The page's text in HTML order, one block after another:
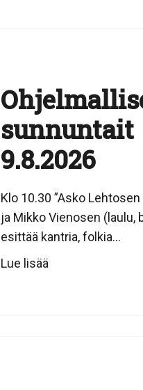
sunnuntait
9.8.2026
Klo 10.30 ”Asko
ja Mikko Vienosen (laulu,
esittää kantria, folkia...
Lue lisää